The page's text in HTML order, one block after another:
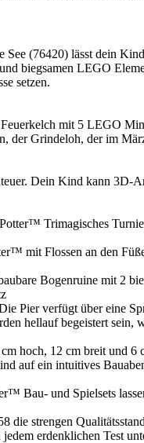
(76420) lässt dein
biegsamen LEGO
setzen.
Feuerkelch mit 5 LEGO
Grindeloh, der im
Dein Kind kann 3D-
Trimagisches
mit Flossen an den
Bogenruine mit 2
Pier verfügt über eine
hellauf begeistert
hoch, 12 cm breit und 6
ein intuitives
und Spielsets
strengen
erdenklichen Test